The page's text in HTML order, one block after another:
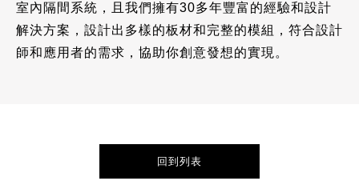
室內隔間系統，且我們擁有30多年豐富的經驗和設計
解決方案，設計出多樣的板材和完整的模組，符合設計
師和應用者的需求，協助你創意發想的實現。
回到列表